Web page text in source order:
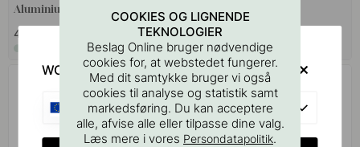
Aluminium
439 kr 70 kr
På lager
COOKIES OG LIGNENDE
TEKNOLOGIER
Beslag Online bruger nødvendige
cookies for, at webstedet fungerer.
Med dit samtykke bruger vi også
cookies til analyse og statistik samt
markedsføring. Du kan acceptere
alle, afvise alle eller tilpasse dine valg.
Læs mere i vores Persondatapolitik.
WOULD YOU RATHER VISIT?
EU